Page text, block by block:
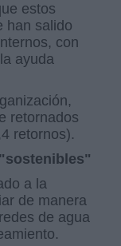
estos
han salido
con
ayuda
retornados
retornos).
a la
de manera
de agua